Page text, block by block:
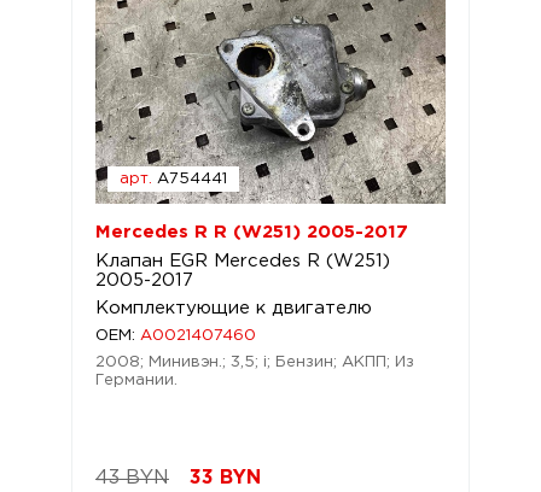
арт. A754441
Mercedes R R (W251) 2005-2017
Клапан EGR Mercedes R (W251)
2005-2017
Комплектующие к двигателю
OEM: A0021407460
2008; Минивэн.; 3,5; i; Бензин; АКПП; Из
Германии.
43 BYN 33 BYN